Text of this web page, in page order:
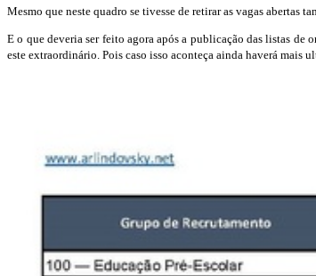
Mesmo que neste quadro se tivesse de retirar as vagas abertas
E o que deveria ser feito agora após a publicação das listas de
este extraordinário. Pois caso isso aconteça ainda haverá mais